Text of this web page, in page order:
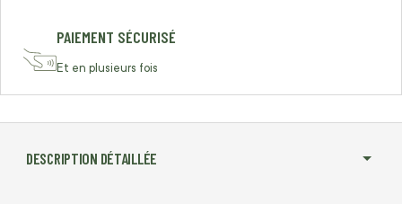
PAIEMENT SÉCURISÉ
Et en plusieurs fois
DESCRIPTION DÉTAILLÉE